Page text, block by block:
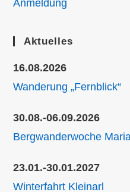
Anmeldung
Aktuelles
16.08.2026
Wanderung „Fernblick“
30.08.-06.09.2026
Bergwanderwoche
23.01.-30.01.2027
Winterfahrt Kleinarl